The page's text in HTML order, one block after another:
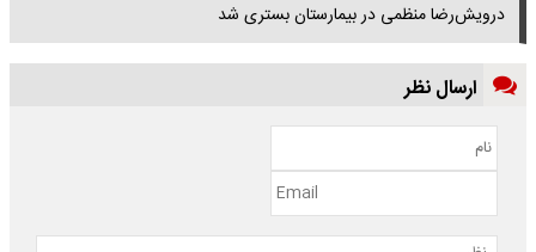
درویش‌رضا منظمی در بیمارستان بستری شد
ارسال نظر